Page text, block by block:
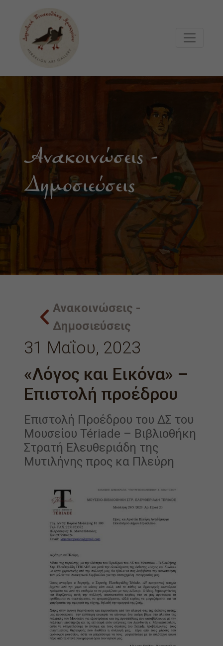
Ανακοινώσεις -
Δημοσιεύσεις
Ανακοινώσεις -
Δημοσιεύσεις
31 Μαΐου, 2023
«Λόγος και Εικόνα» –
Επιστολή προέδρου
Επιστολή Προέδρου του ΔΣ του
Μουσείου Tériade – Βιβλιοθήκη
Στρατή Ελευθεριάδη της
Μυτιλήνης προς κα Πλεύρη